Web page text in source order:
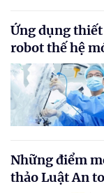
Ứng dụng
robot thế hệ
Những điểm
thảo Luật An